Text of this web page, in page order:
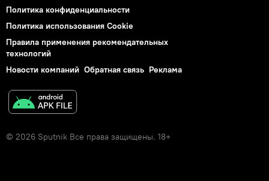
Политика конфиденциальности
Политика использования Cookie
Правила применения рекомендательных
технологий
Новости компаний Обратная связь Реклама
© 2026 Sputnik Все права защищены. 18+